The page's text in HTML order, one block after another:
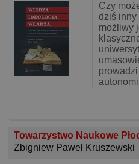
Czy
dziś inny
możliwy
Towarzystwo Naukowe
Zbigniew Paweł Kruszewski